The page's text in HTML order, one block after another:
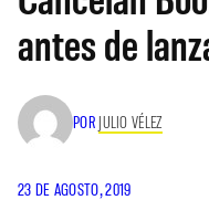
antes de
POR JULIO VÉLEZ
23 DE AGOSTO, 2019